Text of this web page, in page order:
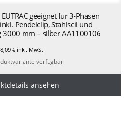
geeignet für 3-Phasen
Pendelclip, Stahlseil und
3000 mm – silber AA1100106
€ inkl. MwSt
verfügbar
ansehen